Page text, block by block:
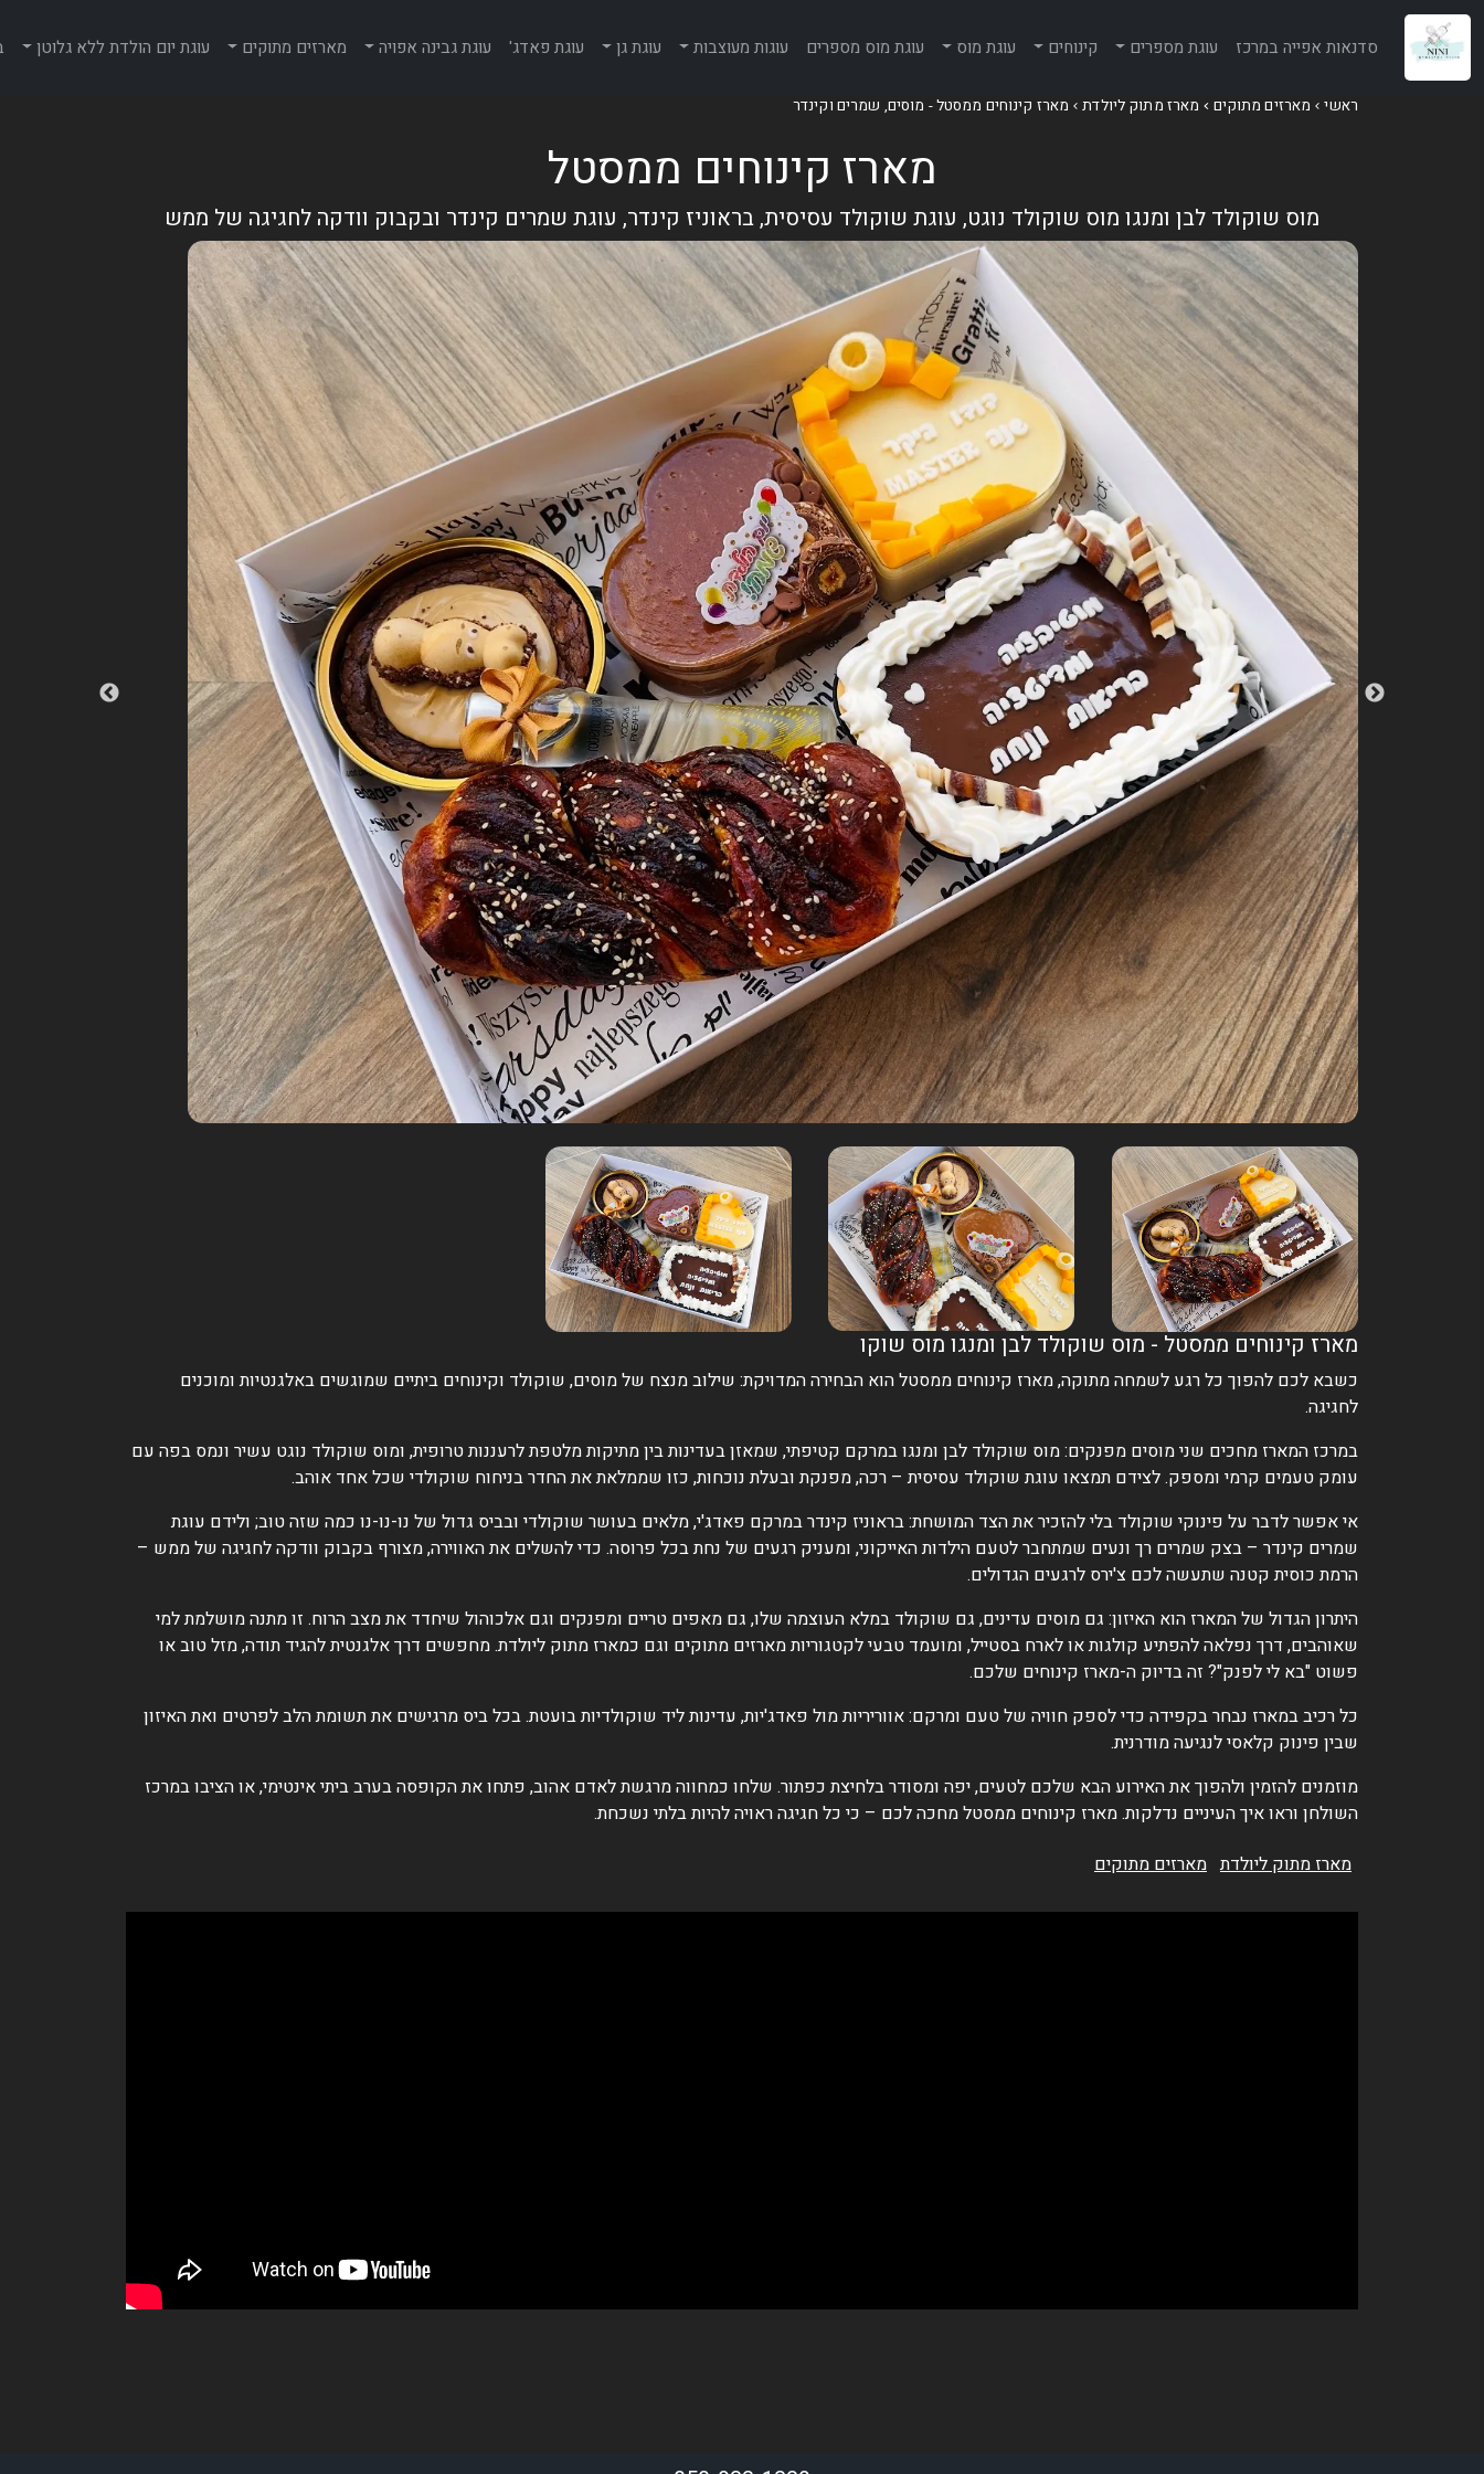
סדנאות אפייה במרכז עוגת מספרים קינוחים עוגת מוס עוגת מוס מספרים עוגות מעוצבות עוגת גן עוגת פאדג' עוגת גבינה אפויה מארזים מתוקים עוגת יום הולדת ללא גלוטן
ראשי מארזים מתוקים מארז מתוק ליולדת מארז קינוחים ממסטל - מוסים, שמרים וקינדר
מארז קינוחים ממסטל
מוס שוקולד לבן ומנגו מוס שוקולד נוגט, עוגת שוקולד עסיסית, בראוניז קינדר, עוגת שמרים קינדר ובקבוק וודקה לחגיגה של ממש
מארז קינוחים ממסטל - מוס שוקולד לבן ומנגו מוס שוקו
כשבא לכם להפוך כל רגע לשמחה מתוקה, מארז קינוחים ממסטל הוא הבחירה המדויקת: שילוב מנצח של מוסים, שוקולד וקינוחים ביתיים שמוגשים באלגנטיות ומוכנים
לחגיגה.
במרכז המארז מחכים שני מוסים מפנקים: מוס שוקולד לבן ומנגו במרקם קטיפתי, שמאזן בעדינות בין מתיקות מלטפת לרעננות טרופית, ומוס שוקולד נוגט עשיר ונמס בפה עם
עומק טעמים קרמי ומספק. לצידם תמצאו עוגת שוקולד עסיסית – רכה, מפנקת ובעלת נוכחות, כזו שממלאת את החדר בניחוח שוקולדי שכל אחד אוהב.
אי אפשר לדבר על פינוקי שוקולד בלי להזכיר את הצד המושחת: בראוניז קינדר במרקם פאדג'י, מלאים בעושר שוקולדי ובביס גדול של נו-נו-נו כמה שזה טוב; ולידם עוגת
שמרים קינדר – בצק שמרים רך ונעים שמתחבר לטעם הילדות האייקוני, ומעניק רגעים של נחת בכל פרוסה. כדי להשלים את האווירה, מצורף בקבוק וודקה לחגיגה של ממש –
הרמת כוסית קטנה שתעשה לכם צ'ירס לרגעים הגדולים.
היתרון הגדול של המארז הוא האיזון: גם מוסים עדינים, גם שוקולד במלא העוצמה שלו, גם מאפים טריים ומפנקים וגם אלכוהול שיחדד את מצב הרוח. זו מתנה מושלמת למי
שאוהבים, דרך נפלאה להפתיע קולגות או לארח בסטייל, ומועמד טבעי לקטגוריות מארזים מתוקים וגם כמארז מתוק ליולדת. מחפשים דרך אלגנטית להגיד תודה, מזל טוב או
פשוט "בא לי לפנק"? זה בדיוק ה-מארז קינוחים שלכם.
כל רכיב במארז נבחר בקפידה כדי לספק חוויה של טעם ומרקם: אווריריות מול פאדג'יות, עדינות ליד שוקולדיות בועטת. בכל ביס מרגישים את תשומת הלב לפרטים ואת האיזון
שבין פינוק קלאסי לנגיעה מודרנית.
מוזמנים להזמין ולהפוך את האירוע הבא שלכם לטעים, יפה ומסודר בלחיצת כפתור. שלחו כמחווה מרגשת לאדם אהוב, פתחו את הקופסה בערב ביתי אינטימי, או הציבו במרכז
השולחן וראו איך העיניים נדלקות. מארז קינוחים ממסטל מחכה לכם – כי כל חגיגה ראויה להיות בלתי נשכחת.
מארז מתוק ליולדת מארזים מתוקים